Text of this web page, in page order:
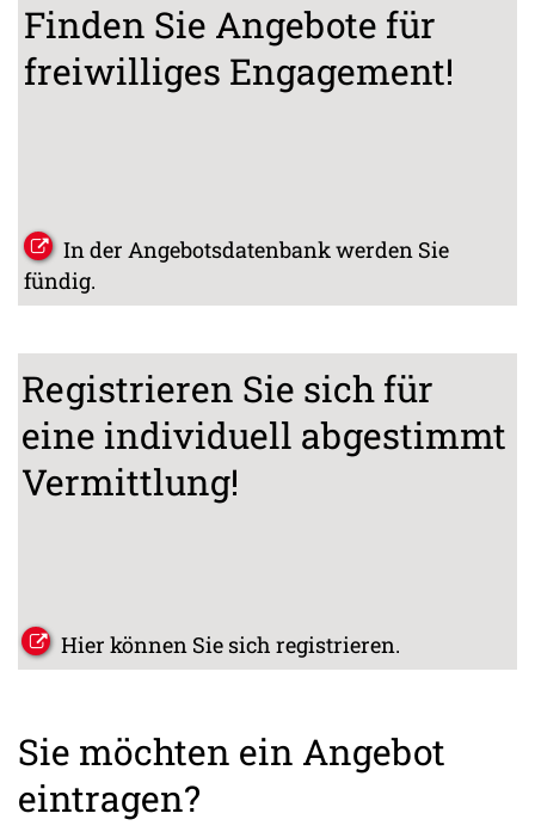
Finden Sie Angebote für
freiwilliges Engagement!
In der Angebotsdatenbank werden Sie
fündig.
Registrieren Sie sich für
eine individuell abgestimmt
Vermittlung!
Hier können Sie sich registrieren.
Sie möchten ein Angebot
eintragen?